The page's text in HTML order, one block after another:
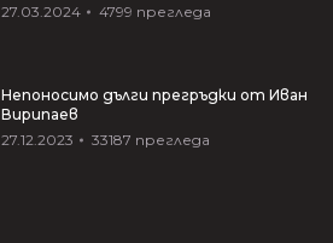
27.03.2024
4799 прегледа
Непоносимо дълги прегръдки от Иван
Вирипаев
27.12.2023
33187 прегледа